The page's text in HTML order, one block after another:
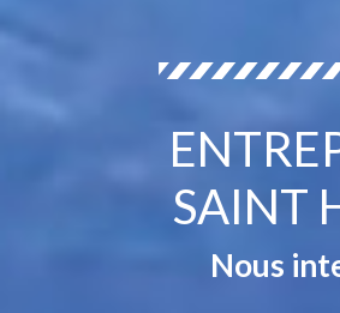
SAINT
Nous